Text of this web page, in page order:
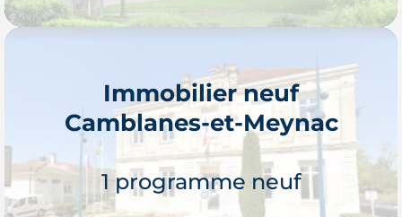
Je découvre
Immobilier neuf
Camblanes-et-Meynac
1 programme neuf